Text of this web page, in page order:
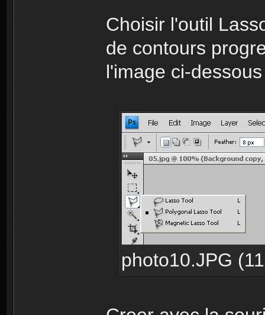
Choisir l'outil
de contours
l'image ci-
photo10.JPG